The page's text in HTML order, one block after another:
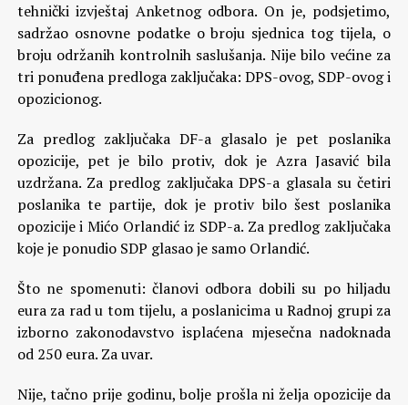
tehnički izvještaj Anketnog odbora. On je, podsjetimo,
sadržao osnovne podatke o broju sjednica tog tijela, o
broju održanih kontrolnih saslušanja. Nije bilo većine za
tri ponuđena predloga zaključaka: DPS-ovog, SDP-ovog i
opozicionog.
Za predlog zaključaka DF-a glasalo je pet poslanika
opozicije, pet je bilo protiv, dok je Azra Jasavić bila
uzdržana. Za predlog zaključaka DPS-a glasala su četiri
poslanika te partije, dok je protiv bilo šest poslanika
opozicije i Mićo Orlandić iz SDP-a. Za predlog zaključaka
koje je ponudio SDP glasao je samo Orlandić.
Što ne spomenuti: članovi odbora dobili su po hiljadu
eura za rad u tom tijelu, a poslanicima u Radnoj grupi za
izborno zakonodavstvo isplaćena mjesečna nadoknada
od 250 eura. Za uvar.
Nije, tačno prije godinu, bolje prošla ni želja opozicije da